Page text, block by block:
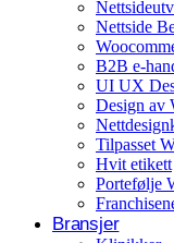
Nettside
B2B e-
UI UX
Design av
Tilpasset
Hvit etikett
Portefølje
Bransjer